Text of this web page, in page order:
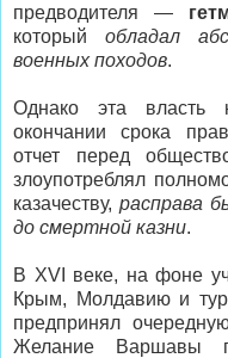
предводителя —
который обладал
военных походов.
Однако эта власть
окончании срока
отчет перед
злоупотреблял
казачеству, расправа
до смертной казни.
В XVI веке, на фоне
Крым, Молдавию и
предпринял
Желание Варшавы